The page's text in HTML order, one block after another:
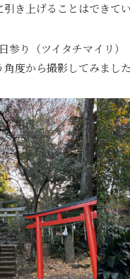
引き上げることはできて
参り（ツイタチマイリ）
度から撮影してみました